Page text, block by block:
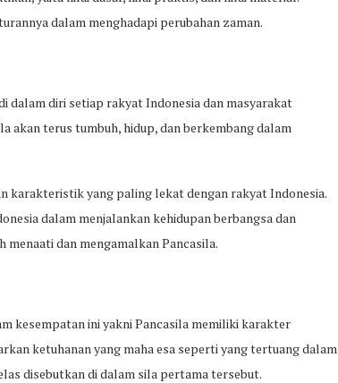
dalam menghadapi perubahan zaman.
dalam diri setiap rakyat Indonesia dan masyarakat
akan terus tumbuh, hidup, dan berkembang dalam
karakteristik yang paling lekat dengan rakyat Indonesia.
dalam menjalankan kehidupan berbangsa dan
menaati dan mengamalkan Pancasila.
kesempatan ini yakni Pancasila memiliki karakter
ketuhanan yang maha esa seperti yang tertuang dalam
disebutkan di dalam sila pertama tersebut.